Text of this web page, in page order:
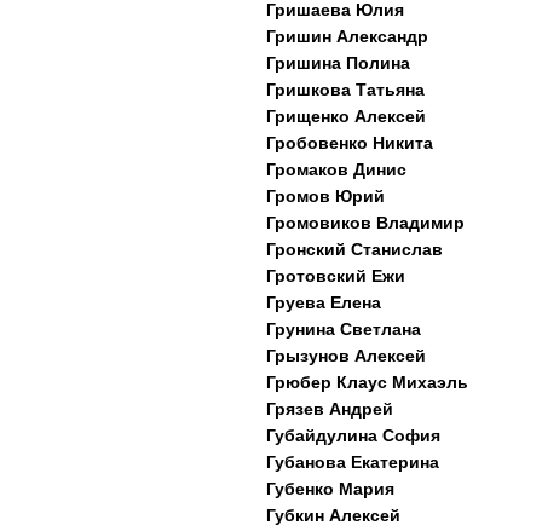
Гришаева Юлия
Гришин Александр
Гришина Полина
Гришкова Татьяна
Грищенко Алексей
Гробовенко Никита
Громаков Динис
Громов Юрий
Громовиков Владимир
Гронский Станислав
Гротовский Ежи
Груева Елена
Грунина Светлана
Грызунов Алексей
Грюбер Клаус Михаэль
Грязев Андрей
Губайдулина София
Губанова Екатерина
Губенко Мария
Губкин Алексей